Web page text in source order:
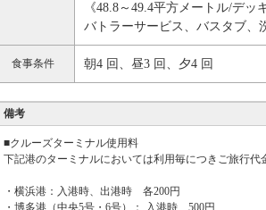
《48.8～49.4平方メートル/デッ
バトラーサービス、バスタブ、
食事条件 朝4 回、昼3 回、夕4 回
備考
■クルーズターミナル使用料
下記港のターミナルにおいては利用毎につきご旅行
・横浜港：入港時、出港時 各200円
・博多港（中央5号・6号）： 入港時 500円